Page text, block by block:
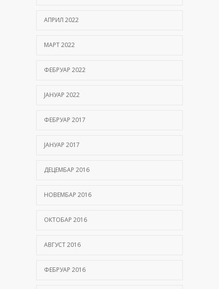
АПРИЛ 2022
МАРТ 2022
ФЕБРУАР 2022
ЈАНУАР 2022
ФЕБРУАР 2017
ЈАНУАР 2017
ДЕЦЕМБАР 2016
НОВЕМБАР 2016
ОКТОБАР 2016
АВГУСТ 2016
ФЕБРУАР 2016